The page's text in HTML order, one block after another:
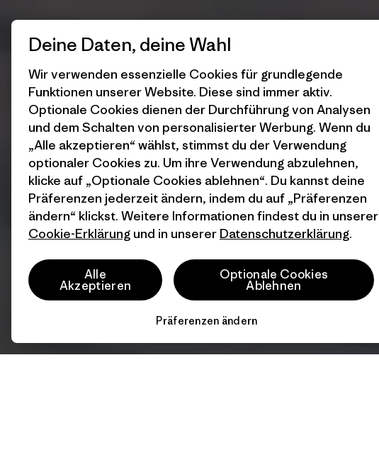
Deine Daten, deine Wahl
Wir verwenden essenzielle Cookies für grundlegende
Funktionen unserer Website. Diese sind immer aktiv.
Optionale Cookies dienen der Durchführung von Analysen
und dem Schalten von personalisierter Werbung. Wenn du
„Alle akzeptieren“ wählst, stimmst du der Verwendung
optionaler Cookies zu. Um ihre Verwendung abzulehnen,
klicke auf „Optionale Cookies ablehnen“. Du kannst deine
Präferenzen jederzeit ändern, indem du auf „Präferenzen
ändern“ klickst. Weitere Informationen findest du in unserer
Cookie-Erklärung und in unserer Datenschutzerklärung.
Alle
Akzeptieren
Optionale Cookies
Ablehnen
Präferenzen ändern